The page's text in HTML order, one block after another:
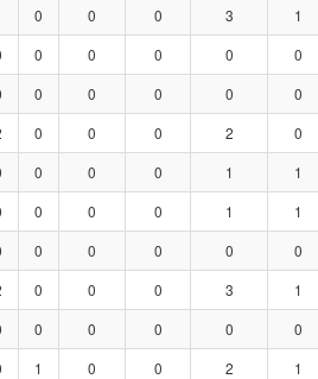
0 0 0 3 1
0 0 0 0 0
0 0 0 0 0
0 0 0 2 0
0 0 0 1 1
0 0 0 1 1
0 0 0 0 0
0 0 0 3 1
0 0 0 0 0
1 0 0 2 1